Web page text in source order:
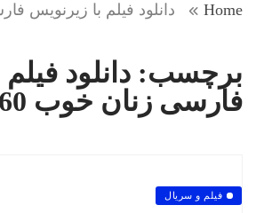
Home
دانلود فیلم با زیرنویس
برچسب: دانلود
فارسی زنان خوب 1960
فیلم و سریال